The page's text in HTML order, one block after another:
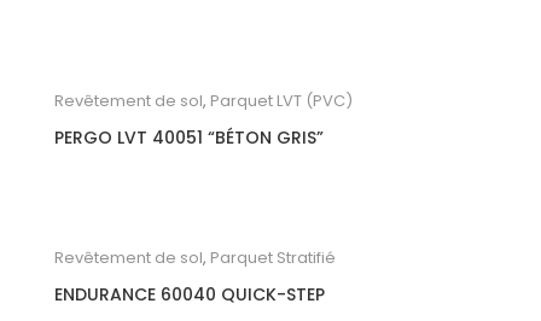
Revêtement de sol, Parquet LVT (PVC)
PERGO LVT 40051 “BÉTON GRIS”
Revêtement de sol, Parquet Stratifié
ENDURANCE 60040 QUICK-STEP